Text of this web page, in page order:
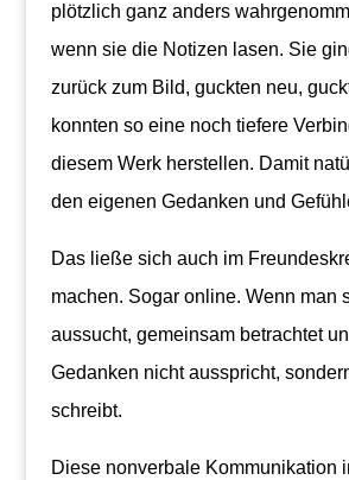
plötzlich ganz anders
wenn sie die Notizen lasen. Sie
zurück zum Bild, guckten neu,
konnten so eine noch tiefere
diesem Werk herstellen. Damit
den eigenen Gedanken und
Das ließe sich auch im
machen. Sogar online. Wenn man
aussucht, gemeinsam betrachtet
Gedanken nicht ausspricht,
schreibt.
Diese nonverbale Kommunikation